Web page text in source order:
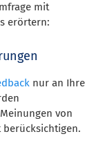
mit
erörtern:
nur an Ihre
von